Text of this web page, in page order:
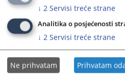
Obavještenje o
postupku
sudskim
-
29.01.2026.
↓ 2 Servisi treće strane
Analitika o posjećenosti
↓ 2 Servisi treće strane
Ne prihvatam Prihvatam